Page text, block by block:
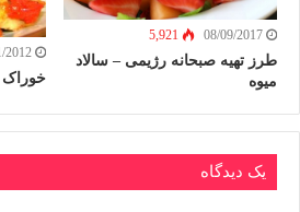
08/09/2017
5,921
طرز تهیه صبحانه رژیمی – سالاد
میوه
2012
خوراک
یک دیدگاه